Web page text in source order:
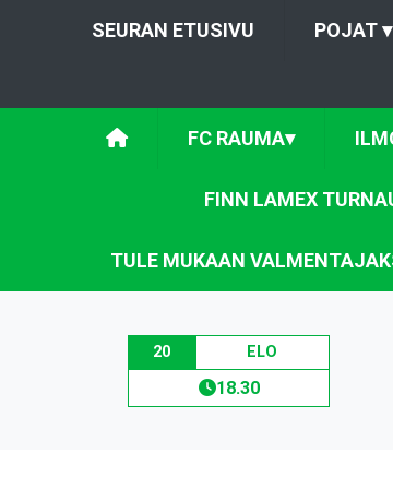
SEURAN ETUSIVU POJAT▾
FC RAUMA▾
FINN LAMEX
TULE MUKAAN
20 ELO
18.30